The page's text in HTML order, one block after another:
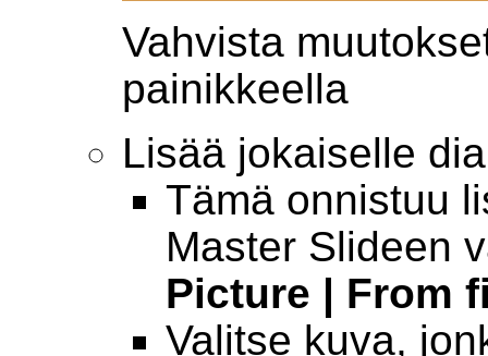
Vahvista
painikkeella
Lisää jokaiselle
Tämä onnistuu
Master Slideen
Picture | From
Valitse kuva,